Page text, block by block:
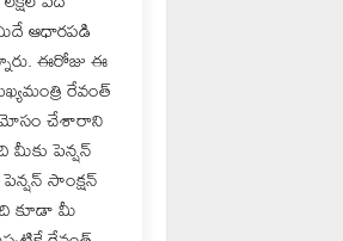
మీదే ఆధారపడి
ఈరోజు ఈ
రేవంత్
మోసం చేశారాని
మీకు పెన్షన్
సాంక్షన్
కూడా మీ